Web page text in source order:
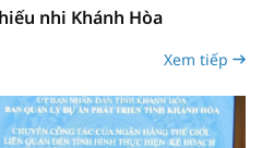
nhi Khánh Hòa
Xem tiếp